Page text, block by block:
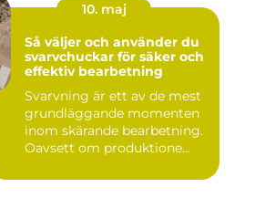
10. maj
Så väljer och använder du
svarvchuckar för säker och
effektiv bearbetning
Svarvning är ett av de mest
grundläggande momenten
inom skärande bearbetning.
Oavsett om produktione...